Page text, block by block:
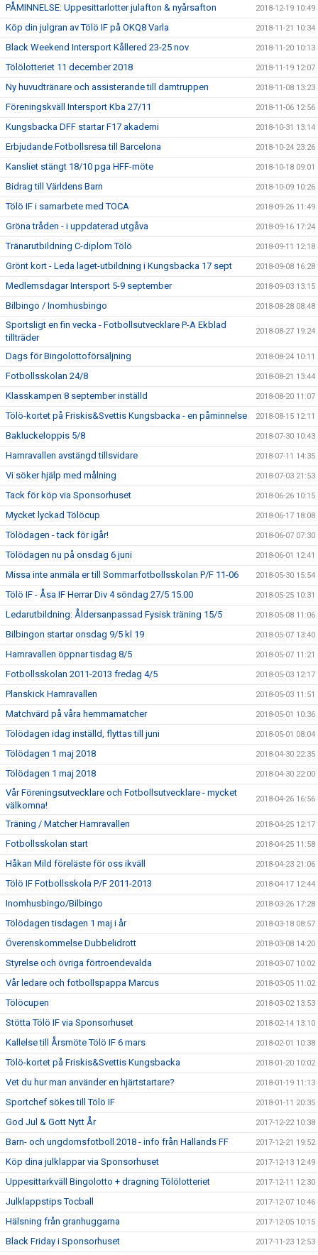
PÅMINNELSE: Uppesittarlotter julafton & nyårsafton 2018-12-19 10:49
Köp din julgran av Tölö IF på OKQ8 Varla 2018-11-21 10:34
Black Weekend Intersport Kållered 23-25 nov 2018-11-20 10:13
Tölölotteriet 11 december 2018 2018-11-19 12:07
Ny huvudtränare och assisterande till damtruppen 2018-11-08 13:23
Föreningskväll Intersport Kba 27/11 2018-11-06 12:56
Kungsbacka DFF startar F17 akademi 2018-10-31 13:14
Erbjudande Fotbollsresa till Barcelona 2018-10-24 23:26
Kansliet stängt 18/10 pga HFF-möte 2018-10-18 09:01
Bidrag till Världens Barn 2018-10-09 10:26
Tölö IF i samarbete med TOCA 2018-09-26 11:49
Gröna tråden - i uppdaterad utgåva 2018-09-16 17:24
Tränarutbildning C-diplom Tölö 2018-09-11 12:18
Grönt kort - Leda laget-utbildning i Kungsbacka 17 sept 2018-09-08 16:28
Medlemsdagar Intersport 5-9 september 2018-09-03 13:15
Bilbingo / Inomhusbingo 2018-08-28 08:48
Sportsligt en fin vecka - Fotbollsutvecklare P-A Ekblad
tillträder
2018-08-27 19:24
Dags för Bingolottoförsäljning 2018-08-24 10:11
Fotbollsskolan 24/8 2018-08-21 13:44
Klasskampen 8 september inställd 2018-08-20 11:07
Tölö-kortet på Friskis&Svettis Kungsbacka - en påminnelse 2018-08-15 12:11
Bakluckeloppis 5/8 2018-07-30 10:43
Hamravallen avstängd tillsvidare 2018-07-11 14:35
Vi söker hjälp med målning 2018-07-03 21:53
Tack för köp via Sponsorhuset 2018-06-26 10:15
Mycket lyckad Tölöcup 2018-06-17 18:08
Tölödagen - tack för igår! 2018-06-07 07:30
Tölödagen nu på onsdag 6 juni 2018-06-01 12:41
Missa inte anmäla er till Sommarfotbollsskolan P/F 11-06 2018-05-30 15:54
Tölö IF - Åsa IF Herrar Div 4 söndag 27/5 15.00 2018-05-25 10:31
Ledarutbildning: Åldersanpassad Fysisk träning 15/5 2018-05-08 11:06
Bilbingon startar onsdag 9/5 kl 19 2018-05-07 13:40
Hamravallen öppnar tisdag 8/5 2018-05-07 11:21
Fotbollsskolan 2011-2013 fredag 4/5 2018-05-03 12:17
Planskick Hamravallen 2018-05-03 11:51
Matchvärd på våra hemmamatcher 2018-05-01 10:36
Tölödagen idag inställd, flyttas till juni 2018-05-01 08:04
Tölödagen 1 maj 2018 2018-04-30 22:35
Tölödagen 1 maj 2018 2018-04-30 22:00
Vår Föreningsutvecklare och Fotbollsutvecklare - mycket
välkomna!
2018-04-26 16:56
Träning / Matcher Hamravallen 2018-04-25 12:17
Fotbollsskolan start 2018-04-25 11:58
Håkan Mild föreläste för oss ikväll 2018-04-23 21:06
Tölö IF Fotbollsskola P/F 2011-2013 2018-04-17 12:44
Inomhusbingo/Bilbingo 2018-03-26 17:28
Tölödagen tisdagen 1 maj i år 2018-03-18 08:57
Överenskommelse Dubbelidrott 2018-03-08 14:20
Styrelse och övriga förtroendevalda 2018-03-07 10:02
Vår ledare och fotbollspappa Marcus 2018-03-05 11:02
Tölöcupen 2018-03-02 13:53
Stötta Tölö IF via Sponsorhuset 2018-02-14 13:10
Kallelse till Årsmöte Tölö IF 6 mars 2018-02-01 10:38
Tölö-kortet på Friskis&Svettis Kungsbacka 2018-01-20 10:02
Vet du hur man använder en hjärtstartare? 2018-01-19 11:13
Sportchef sökes till Tölö IF 2018-01-11 20:35
God Jul & Gott Nytt År 2017-12-22 10:38
Barn- och ungdomsfotboll 2018 - info från Hallands FF 2017-12-21 19:52
Köp dina julklappar via Sponsorhuset 2017-12-13 12:49
Uppesittarkväll Bingolotto + dragning Tölölotteriet 2017-12-11 12:30
Julklappstips Tocball 2017-12-07 10:46
Hälsning från granhuggarna 2017-12-05 10:15
Black Friday i Sponsorhuset 2017-11-23 12:53